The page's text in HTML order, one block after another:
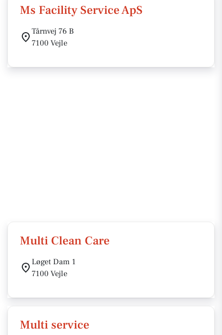
Ms Facility Service ApS
Tårnvej 76 B
7100 Vejle
Multi Clean Care
Løget Dam 1
7100 Vejle
Multi service